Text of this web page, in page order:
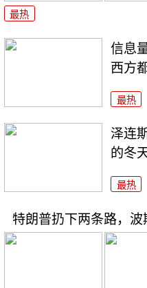
最热
信息
西方
最热
泽连
的冬
最热
特朗普扔下两条路，